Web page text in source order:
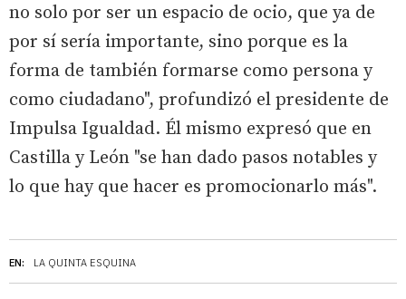
EN: LA QUINTA ESQUINA
no solo por ser un espacio de ocio, que ya de
por sí sería importante, sino porque es la
forma de también formarse como persona y
como ciudadano", profundizó el presidente de
Impulsa Igualdad. Él mismo expresó que en
Castilla y León "se han dado pasos notables y
lo que hay que hacer es promocionarlo más".